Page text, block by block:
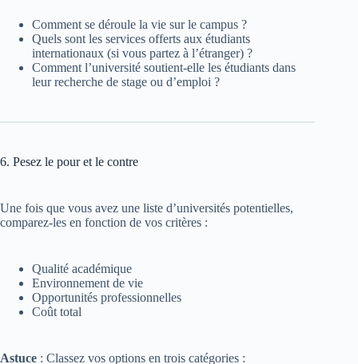
Comment se déroule la vie sur le campus ?
Quels sont les services offerts aux étudiants
internationaux (si vous partez à l’étranger) ?
Comment l’université soutient-elle les étudiants dans
leur recherche de stage ou d’emploi ?
6. Pesez le pour et le contre
Une fois que vous avez une liste d’universités potentielles,
comparez-les en fonction de vos critères :
Qualité académique
Environnement de vie
Opportunités professionnelles
Coût total
Astuce : Classez vos options en trois catégories :